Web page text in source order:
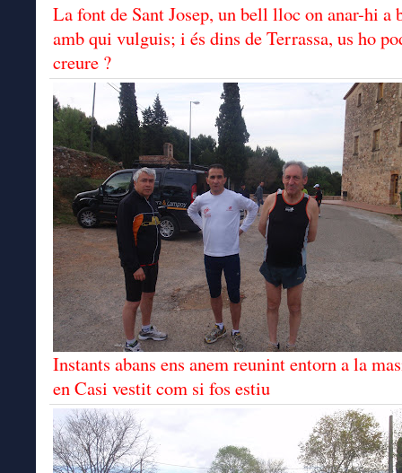
La font de Sant Josep, un bell lloc on anar-hi a
amb qui vulguis; i és dins de Terrassa, us ho
creure ?
Instants abans ens anem reunint entorn a la
en Casi vestit com si fos estiu